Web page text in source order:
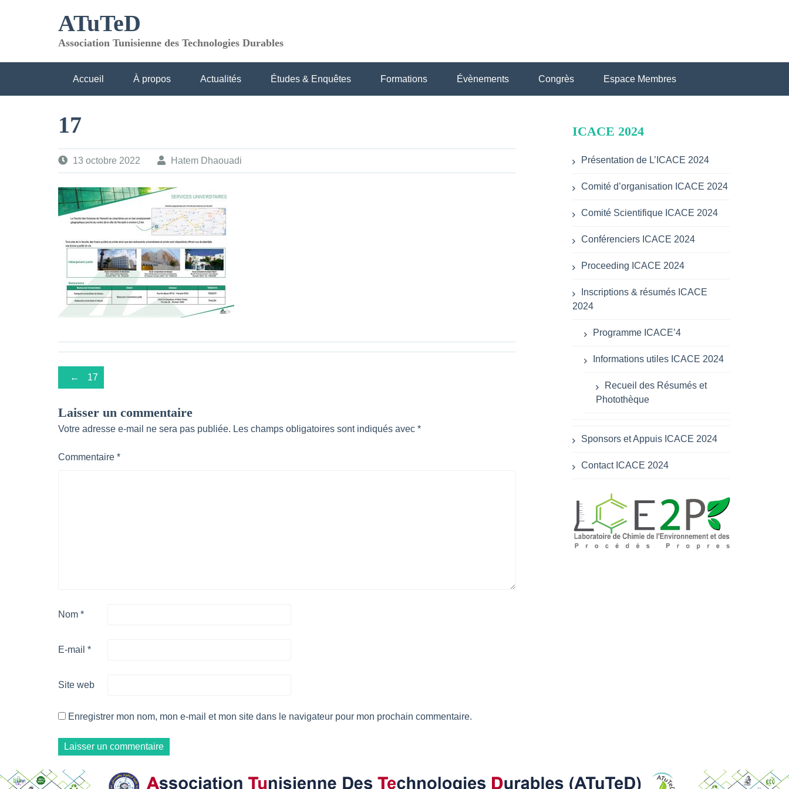
ATuTeD
Association Tunisienne des Technologies Durables
Accueil À propos Actualités Études & Enquêtes Formations Évènements Congrès Espace Membres
17
13 octobre 2022 Hatem Dhaouadi
Post
navigation
← 17
Laisser un commentaire
Votre adresse e-mail ne sera pas publiée. Les champs obligatoires sont indiqués avec *
Commentaire *
Nom *
E-mail *
Site web
Enregistrer mon nom, mon e-mail et mon site dans le navigateur pour mon prochain commentaire.
ICACE 2024
Présentation de L’ICACE 2024
Comité d’organisation ICACE 2024
Comité Scientifique ICACE 2024
Conférenciers ICACE 2024
Proceeding ICACE 2024
Inscriptions & résumés ICACE
2024
Programme ICACE’4
Informations utiles ICACE 2024
Recueil des Résumés et
Photothèque
Sponsors et Appuis ICACE 2024
Contact ICACE 2024